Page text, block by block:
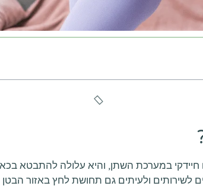
חיידקי במערכת השתן, והיא עלולה להתבטא
לשירותים ולעיתים גם תחושת לחץ באזור